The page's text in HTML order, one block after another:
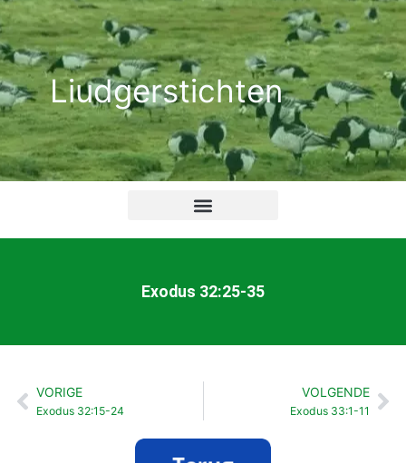
Ga
naar
de
inhoudLiudgerstichten
Exodus 32:25-35
Vorige
VORIGE
Exodus 32:15-24
VOLGENDE
Exodus 33:1-11